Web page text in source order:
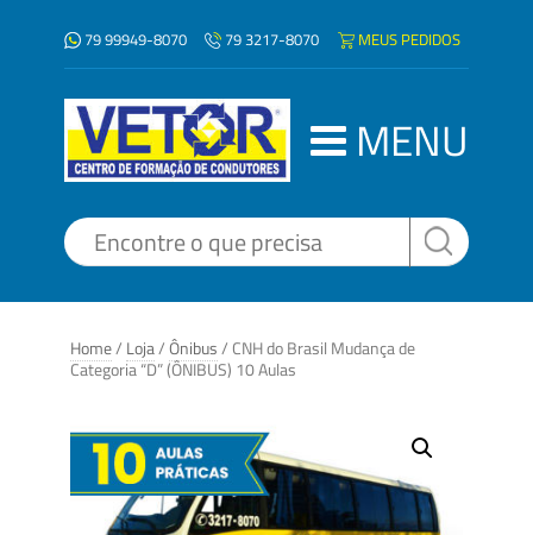
79 99949-8070 79 3217-8070 MEUS PEDIDOS
MENU
Home/ Loja/Ônibus/ CNH do Brasil Mudança de
Categoria “D” (ÔNIBUS) 10 Aulas